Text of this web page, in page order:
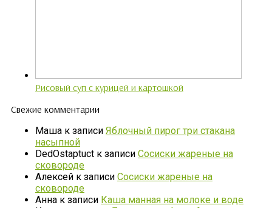
Рисовый суп с курицей и картошкой
Свежие комментарии
Маша к записи Яблочный пирог три стакана
насыпной
DedOstaptuct к записи Сосиски жареные на
сковороде
Алексей к записи Сосиски жареные на
сковороде
Анна к записи Каша манная на молоке и воде